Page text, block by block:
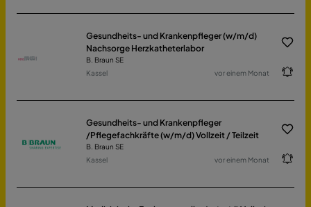
Gesundheits- und Krankenpfleger (w/m/d)
Nachsorge Herzkatheterlabor
B. Braun SE
Kassel
vor einem Monat
Gesundheits- und Krankenpfleger
/Pflegefachkräfte (w/m/d) Vollzeit / Teilzeit
B. Braun SE
Kassel
vor einem Monat